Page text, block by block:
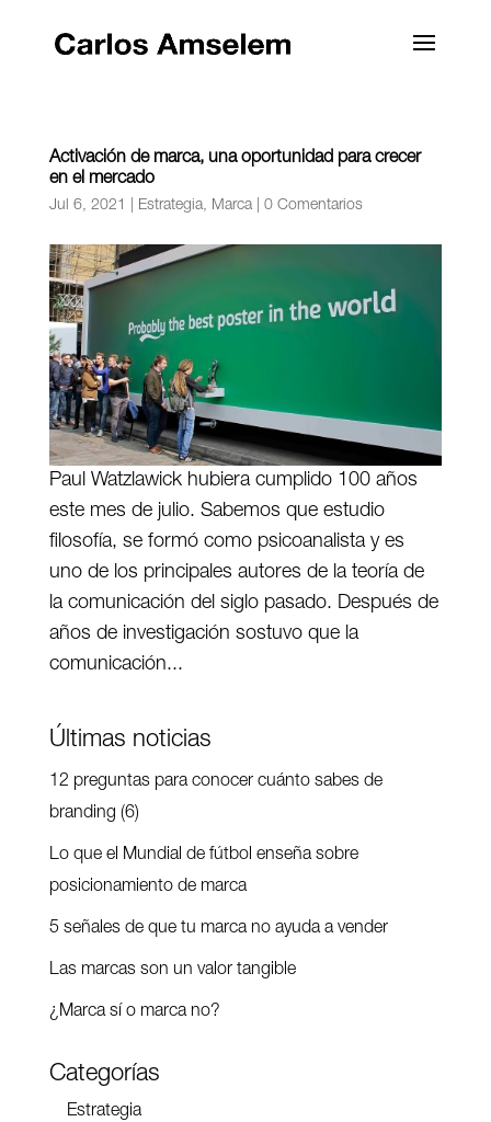
Activación de marca, una oportunidad para crecer
en el mercado
Jul 6, 2021 Estrategia, Marca| 0 Comentarios
Paul Watzlawick hubiera cumplido 100 años
este mes de julio. Sabemos que estudio
filosofía, se formó como psicoanalista y es
uno de los principales autores de la teoría de
la comunicación del siglo pasado. Después de
años de investigación sostuvo que la
comunicación...
Últimas noticias
12 preguntas para conocer cuánto sabes de
branding (6)
Lo que el Mundial de fútbol enseña sobre
posicionamiento de marca
5 señales de que tu marca no ayuda a vender
Las marcas son un valor tangible
¿Marca sí o marca no?
Categorías
Estrategia